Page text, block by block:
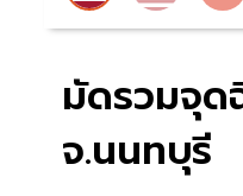
มัดรวมจุด
จ.นนทบุรี